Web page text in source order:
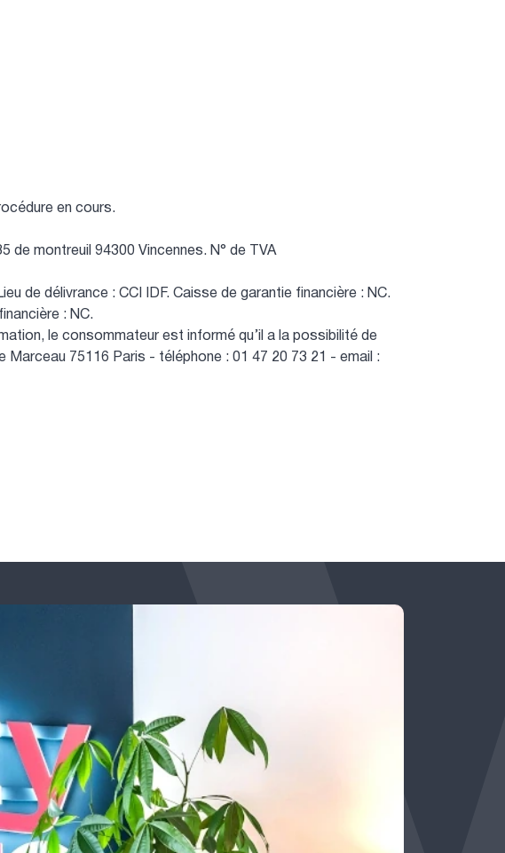
en cours.
de montreuil 94300 Vincennes. N° de TVA
de délivrance : CCI IDF. Caisse de garantie financière : NC.
: NC.
le consommateur est informé qu’il a la possibilité de
75116 Paris - téléphone : 01 47 20 73 21 - email :